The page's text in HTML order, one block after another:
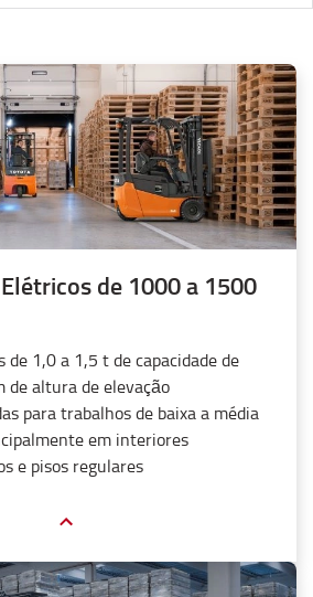
de 1000 a 1500
de 1,0 a 1,5 t de capacidade de
de altura de elevação
para trabalhos de baixa a média
em interiores
e pisos regulares